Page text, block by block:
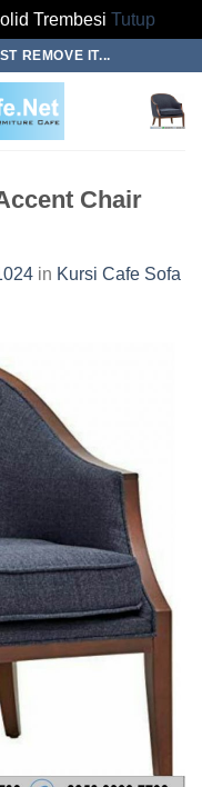
Trembesi Tutup
REMOVE IT...
Chair
in Kursi Cafe Sofa